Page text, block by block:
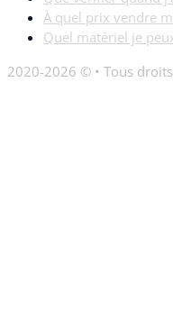
À quel prix vendre
Quel matériel je
2020-2026 © • Tous